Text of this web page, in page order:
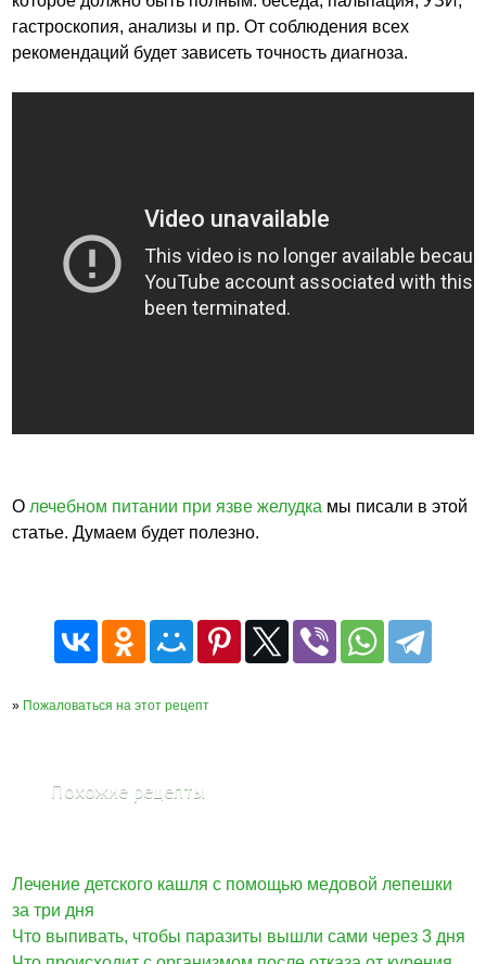
гастроскопия, анализы и пр. От соблюдения всех
рекомендаций будет зависеть точность диагноза.
О лечебном питании при язве желудка мы писали в этой
статье. Думаем будет полезно.
» Пожаловаться на этот рецепт
Похожие рецепты
Лечение детского кашля с помощью медовой лепешки
за три дня
Что выпивать, чтобы паразиты вышли сами через 3 дня